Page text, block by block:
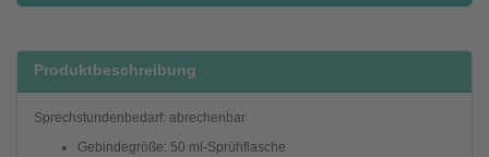
Produktbeschreibung
Sprechstundenbedarf: abrechenbar
Gebindegröße: 50 ml-Sprühflasche